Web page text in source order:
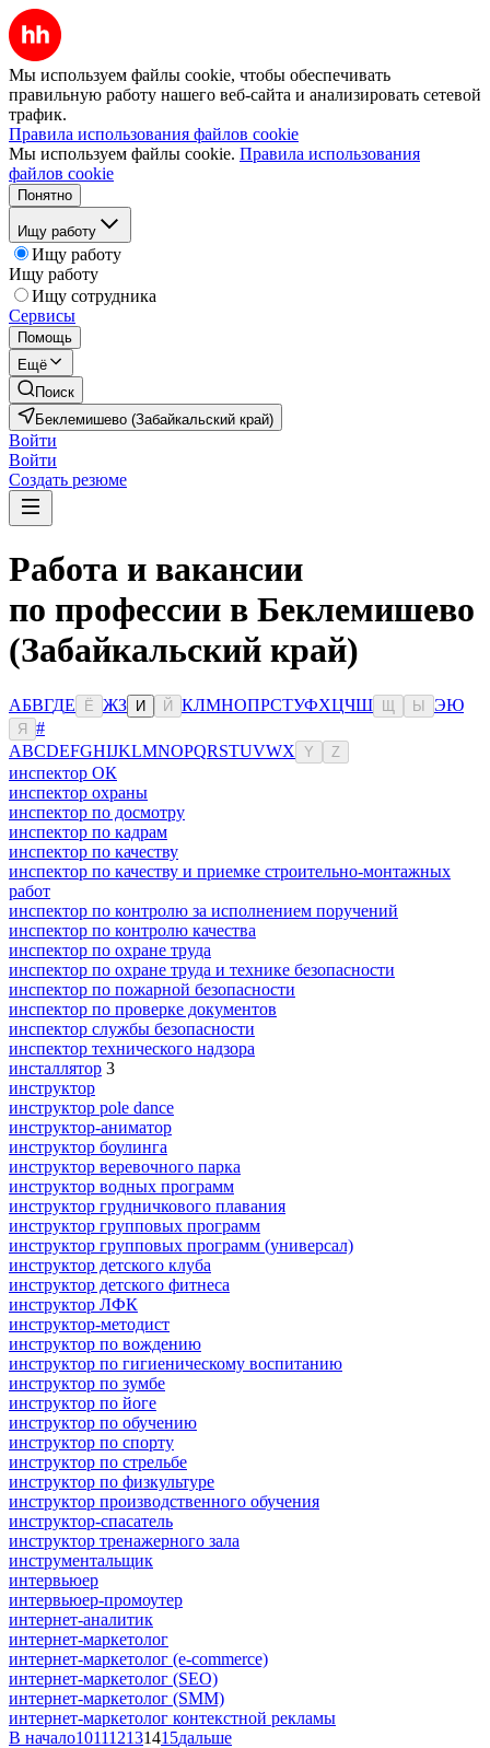
Мы используем файлы cookie, чтобы обеспечивать
правильную работу нашего веб-сайта и анализировать сетевой
трафик.
Правила использования файлов cookie
Мы используем файлы cookie. Правила использования
файлов cookie
Понятно
Ищу работу
Ищу работу
Ищу работу
Ищу сотрудника
Сервисы
Помощь
Ещё
Поиск
Беклемишево (Забайкальский край)
Войти
Войти
Создать резюме
Работа и вакансии
по профессии в Беклемишево
(Забайкальский край)
АБВГДЕ Ё ЖЗ И Й КЛМНОПРСТУФХЦЧШ Ы ЭЮ
Я
#
ABCDEFGHIJKLMNOPQRSTUVWX Y Z
инспектор ОК
инспектор охраны
инспектор по досмотру
инспектор по кадрам
инспектор по качеству
инспектор по качеству и приемке строительно-монтажных
работ
инспектор по контролю за исполнением поручений
инспектор по контролю качества
инспектор по охране труда
инспектор по охране труда и технике безопасности
инспектор по пожарной безопасности
инспектор по проверке документов
инспектор службы безопасности
инспектор технического надзора
инсталлятор 3
инструктор
инструктор pole dance
инструктор-аниматор
инструктор боулинга
инструктор веревочного парка
инструктор водных программ
инструктор грудничкового плавания
инструктор групповых программ
инструктор групповых программ (универсал)
инструктор детского клуба
инструктор детского фитнеса
инструктор ЛФК
инструктор-методист
инструктор по вождению
инструктор по гигиеническому воспитанию
инструктор по зумбе
инструктор по йоге
инструктор по обучению
инструктор по спорту
инструктор по стрельбе
инструктор по физкультуре
инструктор производственного обучения
инструктор-спасатель
инструктор тренажерного зала
инструментальщик
интервьюер
интервьюер-промоутер
интернет-аналитик
интернет-маркетолог
интернет-маркетолог (e-commerce)
интернет-маркетолог (SEO)
интернет-маркетолог (SMM)
интернет-маркетолог контекстной рекламы
В начало101112131415дальше